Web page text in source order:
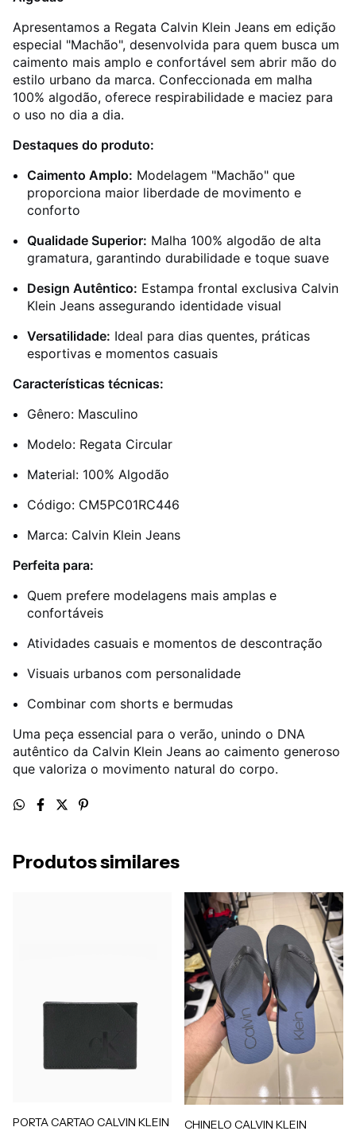
Apresentamos a Regata Calvin Klein Jeans em edição
especial "Machão", desenvolvida para quem busca um
caimento mais amplo e confortável sem abrir mão do
estilo urbano da marca. Confeccionada em malha
100% algodão, oferece respirabilidade e maciez para
o uso no dia a dia.
Destaques do produto:
Caimento Amplo: Modelagem "Machão" que
proporciona maior liberdade de movimento e
conforto
Qualidade Superior: Malha 100% algodão de alta
gramatura, garantindo durabilidade e toque suave
Design Autêntico: Estampa frontal exclusiva Calvin
Klein Jeans assegurando identidade visual
Versatilidade: Ideal para dias quentes, práticas
esportivas e momentos casuais
Características técnicas:
Gênero: Masculino
Modelo: Regata Circular
Material: 100% Algodão
Código: CM5PC01RC446
Marca: Calvin Klein Jeans
Perfeita para:
Quem prefere modelagens mais amplas e
confortáveis
Atividades casuais e momentos de descontração
Visuais urbanos com personalidade
Combinar com shorts e bermudas
Uma peça essencial para o verão, unindo o DNA
autêntico da Calvin Klein Jeans ao caimento generoso
que valoriza o movimento natural do corpo.
Produtos similares
PORTA CARTAO CALVIN KLEIN
CHINELO CALVIN KLEIN